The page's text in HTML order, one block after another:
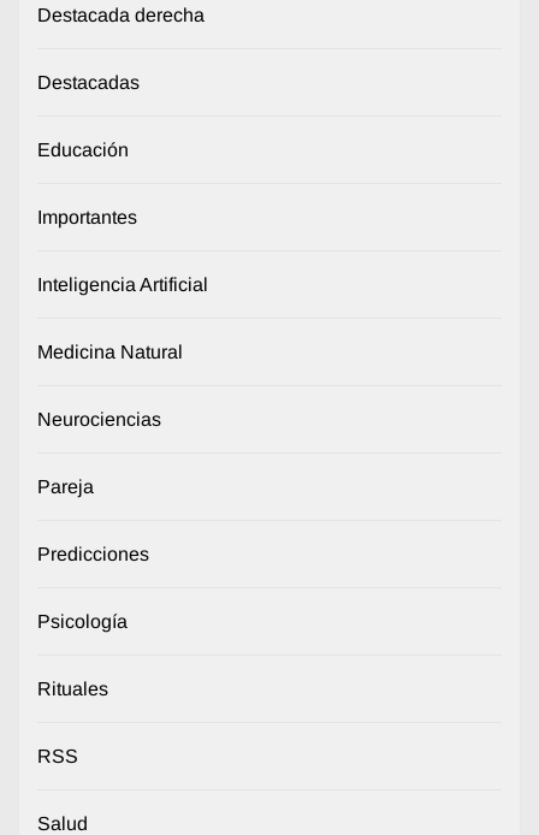
Destacada derecha
Destacadas
Educación
Importantes
Inteligencia Artificial
Medicina Natural
Neurociencias
Pareja
Predicciones
Psicología
Rituales
RSS
Salud